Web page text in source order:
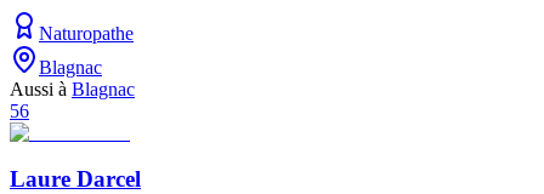
Naturopathe
Blagnac
Aussi à Blagnac
56
Laure Darcel